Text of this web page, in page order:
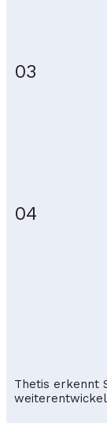
03
04
Thetis erkennt